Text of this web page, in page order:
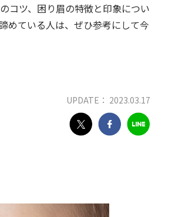
コツ、困り眉の特徴と印象につい
めている人は、ぜひ参考にして今
UPDATE： 2023.03.17